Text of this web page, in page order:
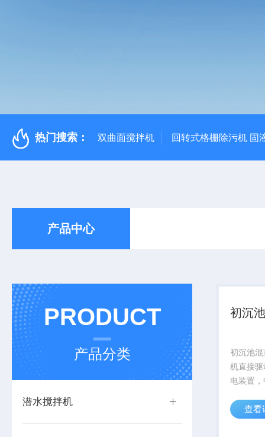
热门搜索： 双曲面搅拌机 回转式格栅除污机 固
产品中心
PRODUCT
产品分类
潜水搅拌机
初沉
初沉池
机直接
电装置
污水处
查看